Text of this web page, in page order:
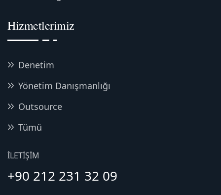
Hizmetlerimiz
Denetim
Yönetim Danışmanlığı
Outsource
Tümü
İLETIŞIM
+90 212 231 32 09